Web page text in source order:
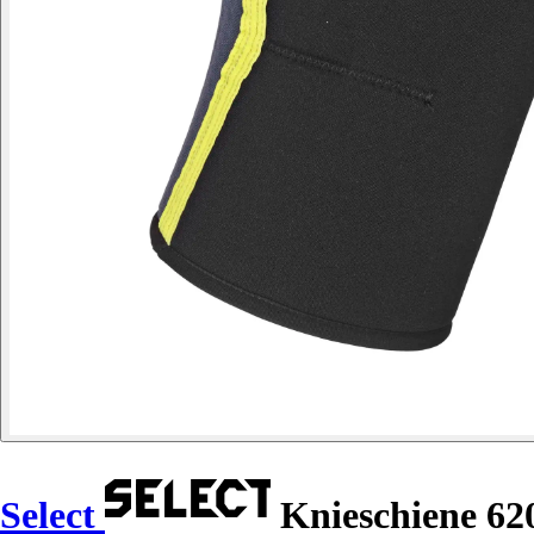
Select Knieschiene